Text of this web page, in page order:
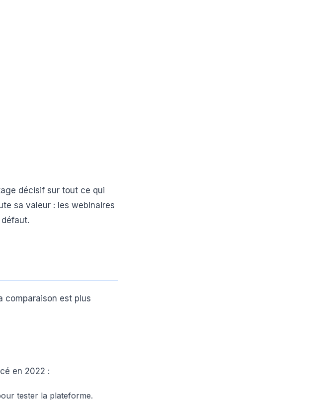
décisif sur tout ce qui
sa valeur : les webinaires
comparaison est plus
en 2022 :
tester la plateforme.